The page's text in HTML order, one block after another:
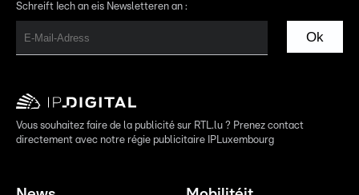
Schreift Iech an eis Newsletteren an :
Ok
Vous souhaitez faire de la publicité sur RTL.lu ? Prenez contact
directement avec notre régie publicitaire IPLuxembourg